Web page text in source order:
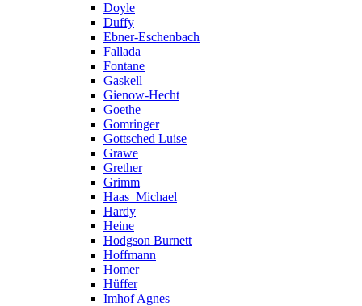
Doyle
Duffy
Ebner-Eschenbach
Fallada
Fontane
Gaskell
Gienow-Hecht
Goethe
Gomringer
Gottsched Luise
Grawe
Grether
Grimm
Haas_Michael
Hardy
Heine
Hodgson Burnett
Hoffmann
Homer
Hüffer
Imhof Agnes